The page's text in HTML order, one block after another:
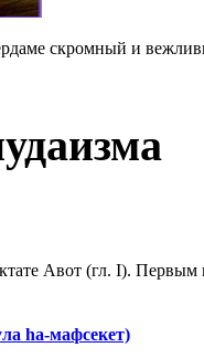
скромный и
Авот (гл. I). Первым
мафсекет)